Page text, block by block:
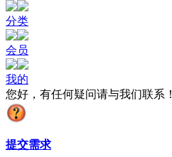
分类
会员
我的
您好，有任何疑问请与我们联系！
提交需求